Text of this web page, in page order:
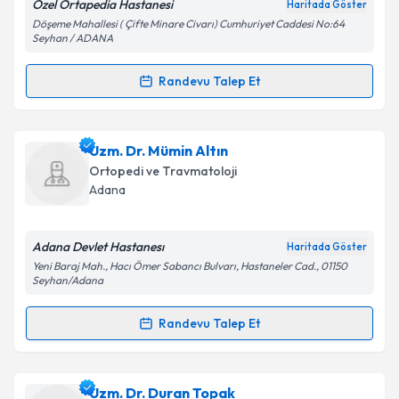
Kişisel verilerimin işlenmesine ilişkinAydınlatma
'ni okudum ve kişisel verilerimin belirtilen
kapsamda işlenmesini kabul ediyorum.
Takvim Talebini Gönder
Özel Ortapedia Hastanesi Haritada Göster
Döşeme Mahallesi ( Çifte Minare Civarı) Cumhuriyet Caddesi No:64
Seyhan / ADANA
Randevu Talep Et
Randevu Takvimi Talebi
Prof. Dr. Mustafa Herdemiçin randevu takvimi
talebi oluşturun. Size bu uzmandan randevu almanız
için bir takvim hazırlandığında e-posta ile
Kişisel verilerimin işlenmesine ilişkin
Metni'ni okudum ve kişisel verilerimin belirtilen
Uzm. Dr. Mümin Altın
Ortopedi ve Travmatoloji
Adana
Adana Devlet Hastanesı Haritada Göster
Yeni Baraj Mah., Hacı Ömer Sabancı Bulvarı, Hastaneler Cad., 01150
Seyhan/Adana
Randevu Talep Et
Randevu Takvimi Talebi
Uzm. Dr. Mümin Altıniçin randevu takvimi talebi
Uzm. Dr. Duran Topak